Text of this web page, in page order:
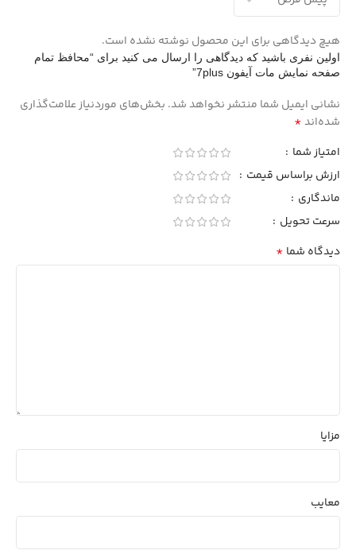
هیچ دیدگاهی برای این محصول نوشته نشده است.
اولین نفری باشید که دیدگاهی را ارسال می کنید برای “محافظ تمام
صفحه نمایش مات آیفون 7plus”
نشانی ایمیل شما منتشر نخواهد شد. بخش‌های موردنیاز علامت‌گذاری
شده‌اند*
امتیاز شما
ارزش براساس قیمت
ماندگاری
سرعت تحویل
دیدگاه شما *
مزایا
معایب